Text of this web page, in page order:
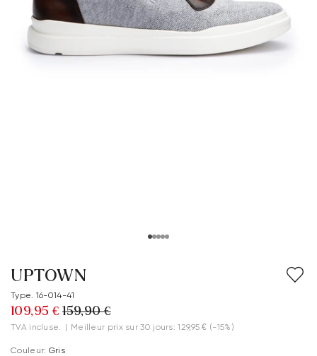
UPTOWN
Type. 16-014-41
109,95 € 159,90 €
TVA incluse. | Meilleur prix sur 30 jours: 129,95 € (-15%)
Couleur: Gris